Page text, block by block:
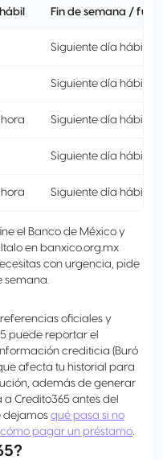
Fin de semana /
Siguiente día hábil
Siguiente día hábil
hora Siguiente día hábil
Siguiente día hábil
hora Siguiente día hábil
el Banco de México y
en banxico.org.mx
con urgencia, pide
semana.
oficiales y
puede reportar el
crediticia (Buró
afecta tu historial para
además de generar
Credito365 antes del
dejamos qué pasa si no
cómo pagar un préstamo.